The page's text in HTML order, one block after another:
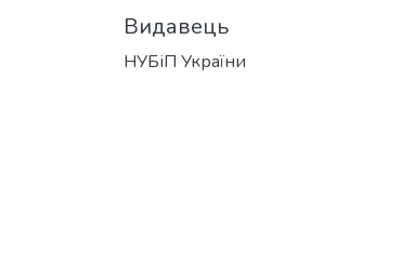
Видавець
НУБіП України